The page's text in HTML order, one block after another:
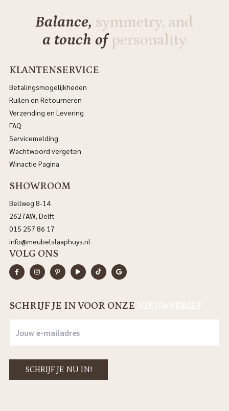
Balance, symmetry, and
a touch ofpersonality
KLANTENSERVICE
Betalingsmogelijkheden
Ruilen en Retourneren
Verzending en Levering
FAQ
Servicemelding
Wachtwoord vergeten
Winactie Pagina
SHOWROOM
Bellweg 8-14
2627AW, Delft
015 257 86 17
info@meubelslaaphuys.nl
VOLG ONS
SCHRIJF JE IN VOOR ONZE NIEUWSBRIEF